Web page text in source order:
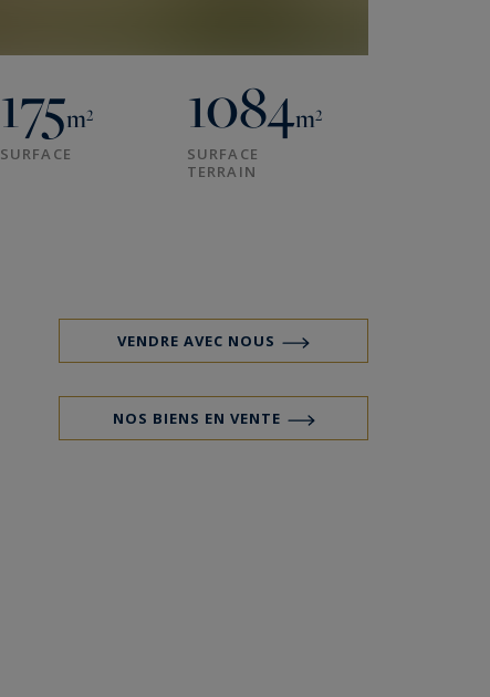
175m²
SURFACE
1084m²
SURFACE
TERRAIN
VENDRE AVEC NOUS
NOS BIENS EN VENTE